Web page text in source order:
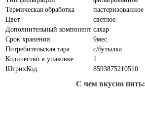
Термическая обработка
пастеризованное
Цвет
светлое
Дополнительный компонент сахар
Срок хранения
9мес.
Потребительская тара
с/бутылка
Количество в упаковке
1
ШтрихКод
8593875210510
С чем вкусно пить: